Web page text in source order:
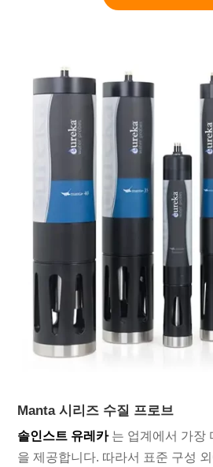
Manta 시리즈 수질 프로브
솔인스트 유레카는 업계에서 가장
을 제공합니다. 따라서 표준 구성